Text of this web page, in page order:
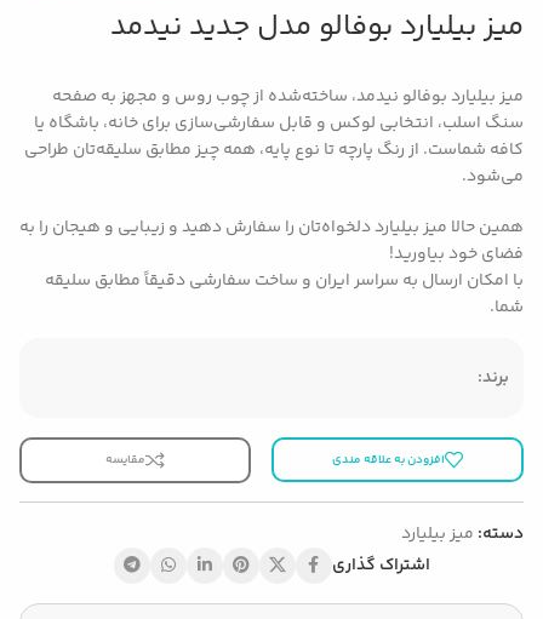
میز بیلیارد بوفالو مدل جدید نیدمد
میز بیلیارد بوفالو نیدمد، ساخته‌شده از چوب روس و مجهز به صفحه
سنگ اسلب، انتخابی لوکس و قابل‌ سفارشی‌سازی برای خانه، باشگاه یا
کافه شماست. از رنگ پارچه تا نوع پایه، همه چیز مطابق سلیقه‌تان طراحی
می‌شود.
همین حالا میز بیلیارد دلخواه‌تان را سفارش دهید و زیبایی و هیجان را به
فضای خود بیاورید!
با امکان ارسال به سراسر ایران و ساخت سفارشی دقیقاً مطابق سلیقه
شما.
برند:
افزودن به علاقه مندی مقایسه
دسته: میز بیلیارد
اشتراک گذاری